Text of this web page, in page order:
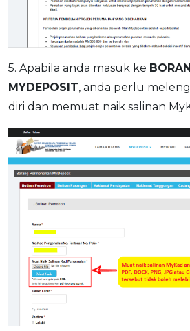
5. Apabila anda masuk ke
MYDEPOSIT, anda perlu
diri dan memuat naik salinan